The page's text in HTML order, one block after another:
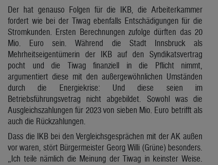
Der hat genauso Folgen für die IKB, die Arbeiterkammer
fordert wie bei der Tiwag ebenfalls Entschädigungen für die
Stromkunden. Ersten Berechnungen zufolge dürften das 20
Mio. Euro sein. Während die Stadt Innsbruck als
Mehrheitseigentümerin der IKB auf den Syndikatsvertrag
pocht und die Tiwag finanziell in die Pflicht nimmt,
argumentiert diese mit den außergewöhnlichen Umständen
durch die Energiekrise: Und diese seien im
Betriebsführungsvetrag nicht abgebildet. Sowohl was die
Ausgleichszahlungen für 2023 von sieben Mio. Euro betrifft als
auch die Rückzahlungen.
Dass die IKB bei den Vergleichsgesprächen mit der AK außen
vor waren, stört Bürgermeister Georg Willi (Grüne) besonders.
„Ich teile nämlich die Meinung der Tiwag in keinster Weise.